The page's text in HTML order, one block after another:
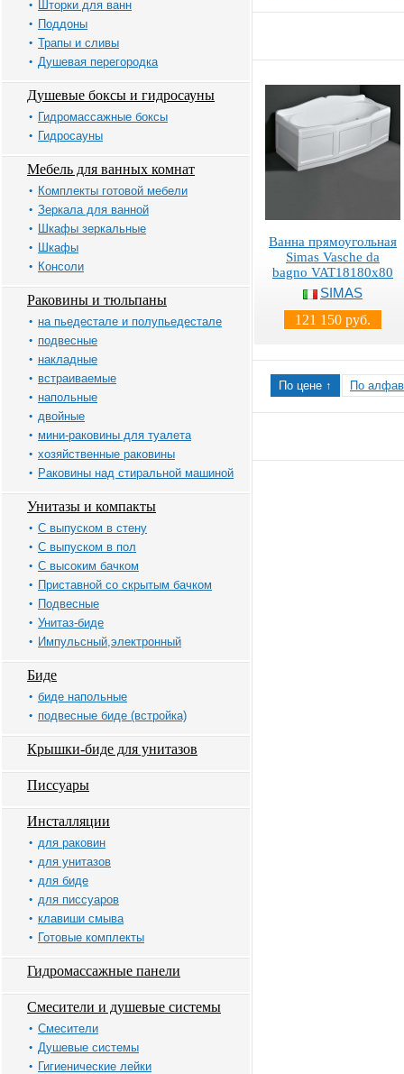
Шторки для ванн
Поддоны
Трапы и сливы
Душевая перегородка
Душевые боксы и гидросауны
Гидромассажные боксы
Гидросауны
Мебель для ванных комнат
Комплекты готовой мебели
Зеркала для ванной
Шкафы зеркальные
Шкафы
Консоли
Раковины и тюльпаны
на пьедестале и полупьедестале
подвесные
накладные
встраиваемые
напольные
двойные
мини-раковины для туалета
хозяйственные раковины
Раковины над стиральной машиной
Унитазы и компакты
С выпуском в стену
С выпуском в пол
С высоким бачком
Приставной со скрытым бачком
Подвесные
Унитаз-биде
Импульсный,электронный
Биде
биде напольные
подвесные биде (встройка)
Крышки-биде для унитазов
Писсуары
Инсталляции
для раковин
для унитазов
для биде
для писсуаров
клавиши смыва
Готовые комплекты
Гидромассажные панели
Смесители и душевые системы
Смесители
Душевые системы
Гигиенические лейки
Ванна прямоугольная
Simas Vasche da
bagno VAT18180x80
SIMAS
121 150 руб.
По цене ↑ По